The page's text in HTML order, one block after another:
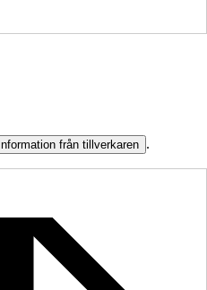
Information från tillverkaren .